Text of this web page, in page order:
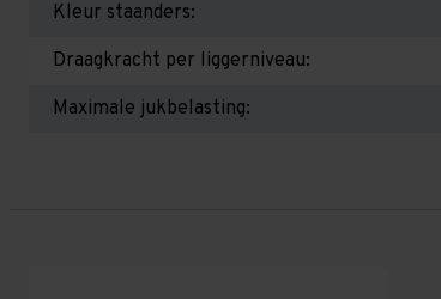
Kleur staanders:
Draagkracht per liggerniveau:
Maximale jukbelasting: